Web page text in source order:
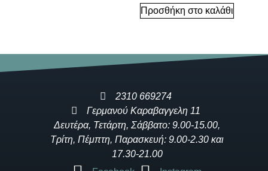
Προσθήκη στο καλάθι
2310 669274
Γερμανού Καραβαγγελη 11
Δευτέρα, Τετάρτη, Σάββατο: 9.00-15.00,
Τρίτη, Πέμπτη, Παρασκευή: 9.00-2.30 και
17.30-21.00